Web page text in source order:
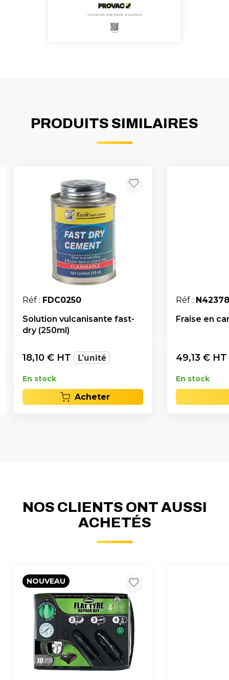
PRODUITS SIMILAIRES
Réf : FDC0250
Solution vulcanisante fast-
dry (250ml)
18,10 € HT L'unité
En stock
Acheter
Réf : N42378
Fraise en
49,13 € HT
En stock
NOS CLIENTS ONT AUSSI
ACHETÉS
NOUVEAU